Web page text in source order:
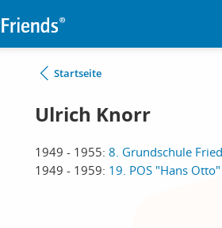
Startseite
Ulrich Knorr
1949 - 1955: 8. Grundschule
1949 - 1959: 19. POS "Hans